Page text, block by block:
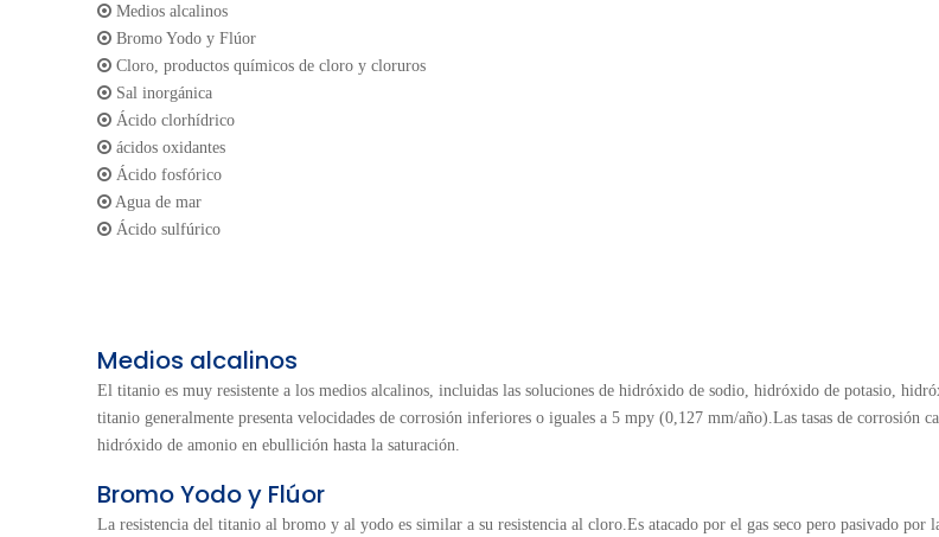
 Medios alcalinos
 Bromo Yodo y Flúor
 Cloro, productos químicos de cloro y cloruros
 Sal inorgánica
 Ácido clorhídrico
 ácidos oxidantes
 Ácido fosfórico
 Agua de mar
 Ácido sulfúrico
Medios alcalinos
El titanio es muy resistente a los medios alcalinos, incluidas las soluciones de hidróxido de sodio, hidróxido de potasio,
titanio generalmente presenta velocidades de corrosión inferiores o iguales a 5 mpy (0,127 mm/año).Las tasas de corrosión
hidróxido de amonio en ebullición hasta la saturación.
Bromo Yodo y Flúor
La resistencia del titanio al bromo y al yodo es similar a su resistencia al cloro.Es atacado por el gas seco pero pasivado por